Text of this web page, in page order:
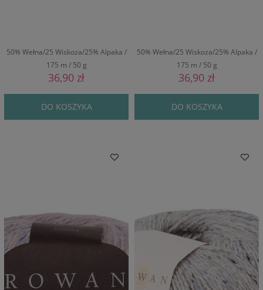
50% Wełna/25 Wiskoza/25% Alpaka /
175 m / 50 g
36,90 zł
DO KOSZYKA
50% Wełna/25 Wiskoza/25% Alpaka /
175 m / 50 g
36,90 zł
DO KOSZYKA